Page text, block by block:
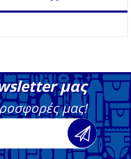
μας
μας!